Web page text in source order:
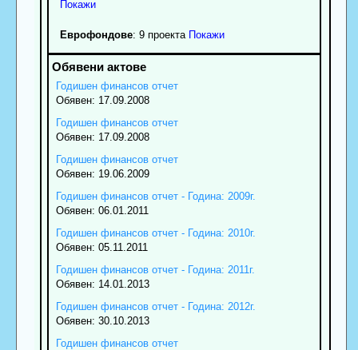
Покажи
Еврофондове: 9 проекта Покажи
Годишен финансов отчет
Обявен: 17.09.2008
Годишен финансов отчет
Обявен: 17.09.2008
Годишен финансов отчет
Обявен: 19.06.2009
Годишен финансов отчет - Година: 2009г.
Обявен: 06.01.2011
Годишен финансов отчет - Година: 2010г.
Обявен: 05.11.2011
Годишен финансов отчет - Година: 2011г.
Обявен: 14.01.2013
Годишен финансов отчет - Година: 2012г.
Обявен: 30.10.2013
Годишен финансов отчет